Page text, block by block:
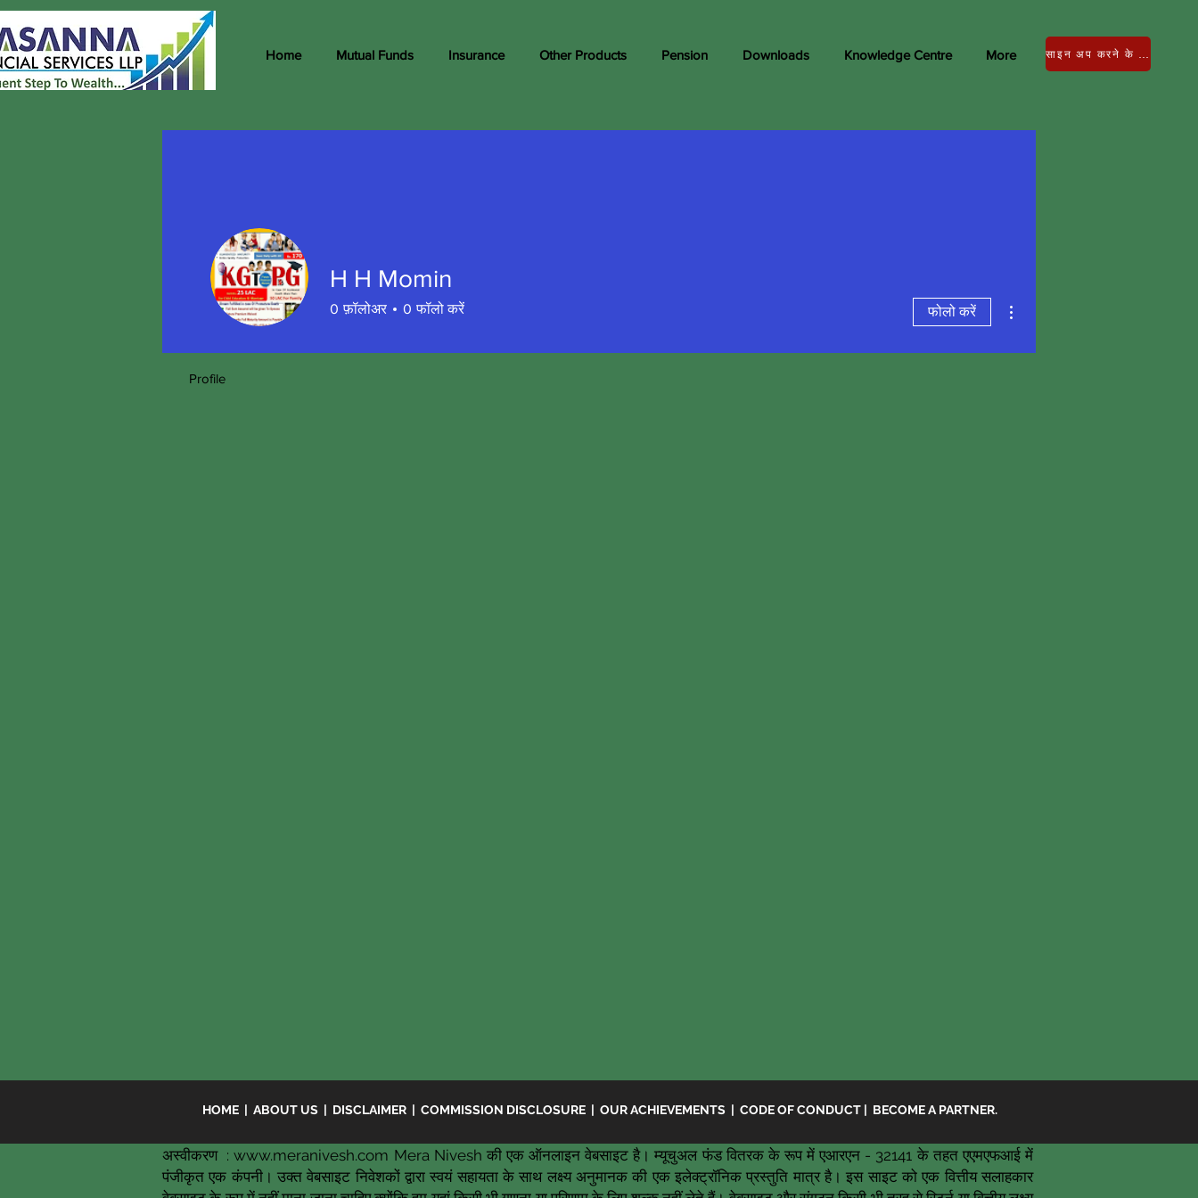
Home Mutual Funds Insurance Other Products Pension Downloads Knowledge Centre More
H H Momin
0 फ़ॉलोअर 0 फॉलो करें फोलो करें
Profile
HOME | ABOUT US | DISCLAIMER | COMMISSION DISCLOSURE | OUR ACHIEVEMENTS | CODE OF CONDUCT | BECOME A PARTNER.
अस्वीकरण :www.meranivesh.com Mera Nivesh की एक ऑनलाइन वेबसाइट है। म्यूचुअल फंड वितरक के रूप में एआरएन - 32141 के तहत एएमएफआई में
पंजीकृत एक कंपनी। उक्त वेबसाइट निवेशकों द्वारा स्वयं सहायता के साथ लक्ष्य अनुमानक की एक इलेक्ट्रॉनिक प्रस्तुति मात्र है। इस साइट को एक वित्तीय सलाहकार